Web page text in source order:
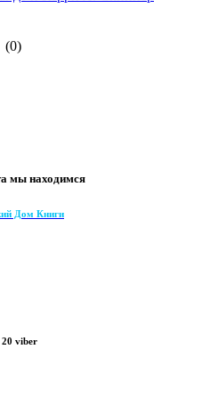
(0)
мы находимся
Дом Книги
viber